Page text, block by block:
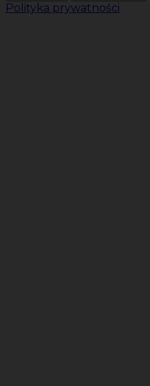
Polityka prywatności